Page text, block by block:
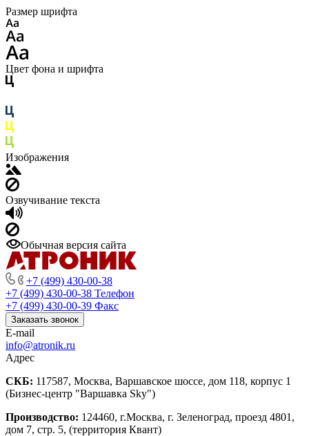
Размер шрифта
Цвет фона и шрифта
Изображения
Озвучивание текста
Обычная версия сайта
+7 (499) 430-00-38
+7 (499) 430-00-38 Телефон
+7 (499) 430-00-39 Факс
Заказать звонок
E-mail
info@atronik.ru
Адрес
СКБ: 117587, Москва, Варшавское шоссе, дом 118, корпус 1
(Бизнес-центр "Варшавка Sky")
Производство: 124460, г.Москва, г. Зеленоград, проезд 4801,
дом 7, стр. 5, (территория Квант)